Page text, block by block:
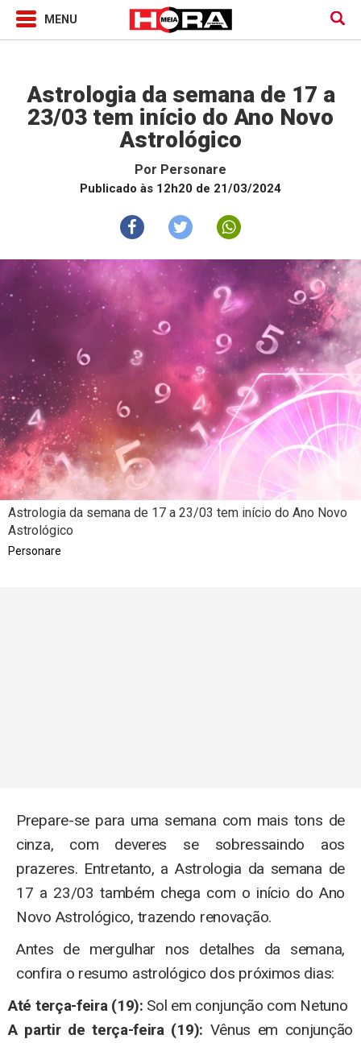
Astrologia da semana de 17 a
23/03 tem início do Ano Novo
Astrológico
Por Personare
Publicado às 12h20 de 21/03/2024
Astrologia da semana de 17 a 23/03 tem início do Ano Novo
Astrológico
Personare
Prepare-se para uma semana com mais tons de
cinza, com deveres se sobressaindo aos
prazeres. Entretanto, a Astrologia da semana de
17 a 23/03 também chega com o início do Ano
Novo Astrológico, trazendo renovação.
Antes de mergulhar nos detalhes da semana,
confira o resumo astrológico dos próximos dias:
Até terça-feira (19): Sol em conjunção com Netuno
A partir de terça-feira (19): Vênus em conjunção